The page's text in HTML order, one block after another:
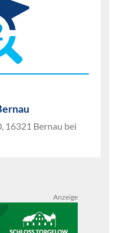
16321 Bernau bei
Anzeige